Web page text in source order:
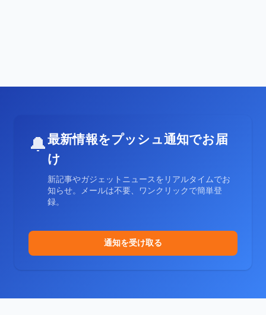
🔔最新情報をプッシュ通知でお届
け
新記事やガジェットニュースをリアルタイムでお
知らせ。メールは不要、ワンクリックで簡単登
録。
通知を受け取る